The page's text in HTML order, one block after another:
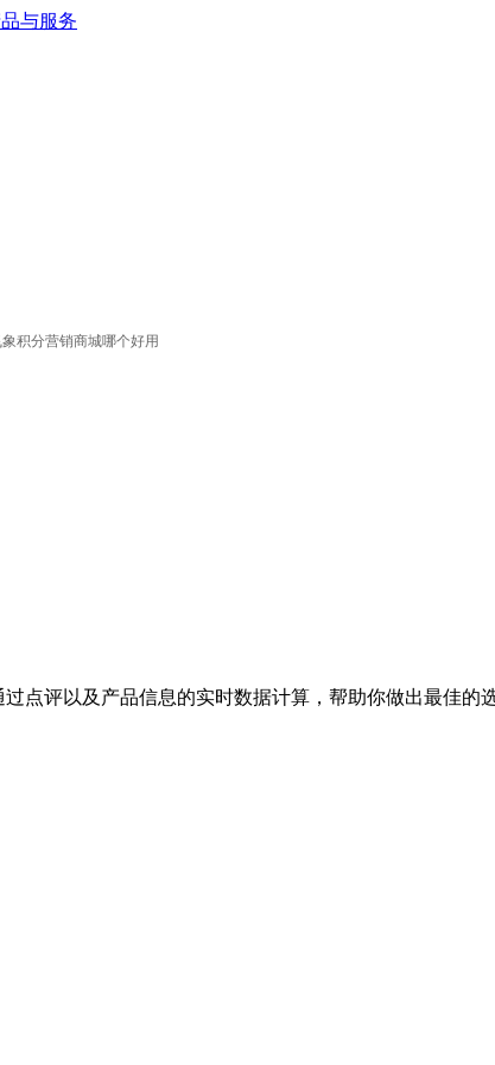
积分营销商城哪个好用
点评以及产品信息的实时数据计算，帮助你做出最佳的